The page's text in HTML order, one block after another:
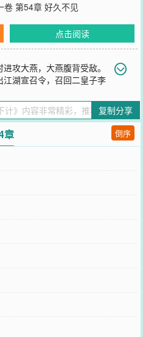
卷 第54章 好久不见
点击阅读
攻大燕，大燕腹背受敌。
湖宣召令，召回二皇子李
话请不要忘记向您QQ群和微博微信
复制分享
章 倒序